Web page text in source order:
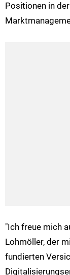
Positionen in
"Ich freue mich
Lohmöller, der
fundierten